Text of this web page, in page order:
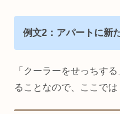
例文2：アパートに新
「クーラーをせっちす
ることなので、ここでは